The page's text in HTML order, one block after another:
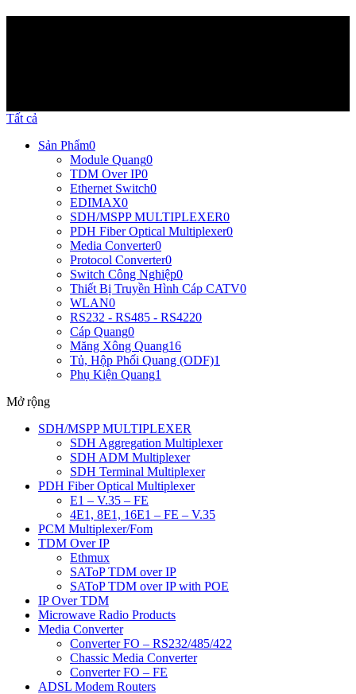
Tất cả
Sản Phẩm0
Module Quang0
TDM Over IP0
Ethernet Switch0
EDIMAX0
SDH/MSPP MULTIPLEXER0
PDH Fiber Optical Multiplexer0
Media Converter0
Protocol Converter0
Switch Công Nghiệp0
Thiết Bị Truyền Hình Cáp CATV0
WLAN0
RS232 - RS485 - RS4220
Cáp Quang0
Măng Xông Quang16
Tủ, Hộp Phối Quang (ODF)1
Phụ Kiện Quang1
Mở rộng
SDH/MSPP MULTIPLEXER
SDH Aggregation Multiplexer
SDH ADM Multiplexer
SDH Terminal Multiplexer
PDH Fiber Optical Multiplexer
E1 – V.35 – FE
4E1, 8E1, 16E1 – FE – V.35
PCM Multiplexer/Fom
TDM Over IP
Ethmux
SAToP TDM over IP
SAToP TDM over IP with POE
IP Over TDM
Microwave Radio Products
Media Converter
Converter FO – RS232/485/422
Chassic Media Converter
Converter FO – FE
ADSL Modem Routers